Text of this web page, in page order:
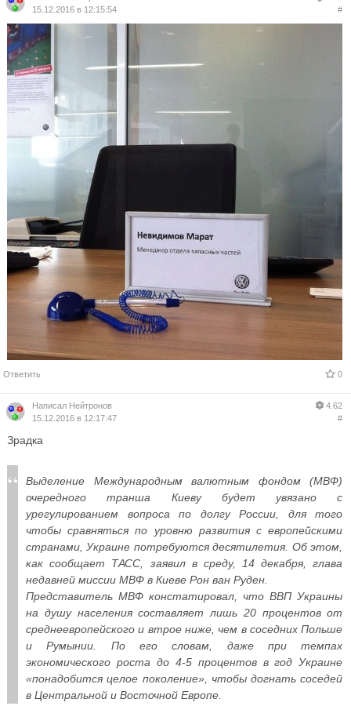
15.12.2016 в 12:15:54
#
Ответить 0
Написал Нейтронов
15.12.2016 в 12:17:47
4.62
#
Зрадка
Выделение Международным валютным фондом (МВФ)
очередного транша Киеву будет увязано с
урегулированием вопроса по долгу России, для того
чтобы сравняться по уровню развития с европейскими
странами, Украине потребуются десятилетия. Об этом,
как сообщает ТАСС, заявил в среду, 14 декабря, глава
недавней миссии МВФ в Киеве Рон ван Руден.
Представитель МВФ констатировал, что ВВП Украины
на душу населения составляет лишь 20 процентов от
среднеевропейского и втрое ниже, чем в соседних Польше
и Румынии. По его словам, даже при темпах
экономического роста до 4-5 процентов в год Украине
«понадобится целое поколение», чтобы догнать соседей
в Центральной и Восточной Европе.